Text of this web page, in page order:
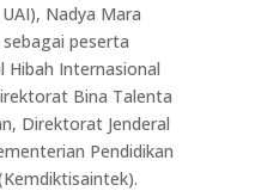
Nadya Mara
sebagai peserta
Hibah Internasional
Bina Talenta
Direktorat Jenderal
Pendidikan